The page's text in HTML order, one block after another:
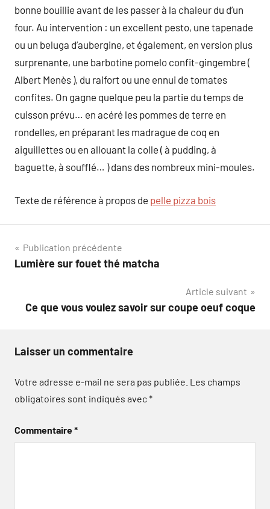
bonne bouillie avant de les passer à la chaleur du d’un
four. Au intervention : un excellent pesto, une tapenade
ou un beluga d’aubergine, et également, en version plus
surprenante, une barbotine pomelo confit-gingembre (
Albert Menès ), du raifort ou une ennui de tomates
confites. On gagne quelque peu la partie du temps de
cuisson prévu… en acéré les pommes de terre en
rondelles, en préparant les madrague de coq en
aiguillettes ou en allouant la colle ( à pudding, à
baguette, à soufflé… ) dans des nombreux mini-moules.
Texte de référence à propos de pelle pizza bois
Navigation
de
Publication précédente
Lumière sur fouet thé matcha
Article suivant
Ce que vous voulez savoir sur coupe oeuf coque
Laisser un commentaire
Votre adresse e-mail ne sera pas publiée. Les champs
obligatoires sont indiqués avec*
Commentaire*